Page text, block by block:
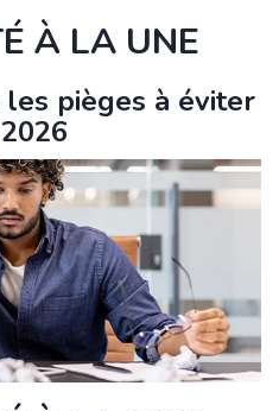
À LA UNE
pièges à éviter